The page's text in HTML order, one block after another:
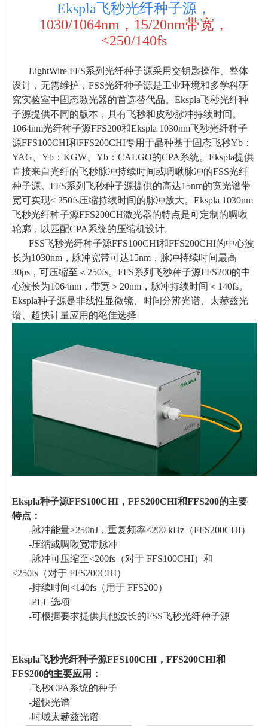
Ekspla飞秒光纤种子源，
1030/1064nm，15/20nm带宽，
<250/140fs
LightWire FFS系列光纤种子源采用交钥匙操作、整体
设计，无需维护， FSS光纤种子源是工业环境和多学科研
究实验室中固态激光器的首选替代品。 Ekspla飞秒光纤种
子源提供不同的版本，具有飞秒和皮秒脉冲持续时间。
1064nm光纤种子源FFS200和Ekspla 1030nm飞秒光纤种子
源FFS100CHI和FFS200CHI专用于晶种基于固态飞秒Yb：
YAG
Yb： KGW、 Yb： CALGO的CPA系统。 Ekspla提供
直接来自光纤的飞秒脉冲持续时间或啁啾脉冲的FSS光纤
种子源。 FFS系列飞秒种子源提供的高达15nm的宽光谱带
宽可实现< 250fs压缩持续时间的脉冲放大。 Ekspla 1030nm
飞秒光纤种子源FFS200CH激光器的特点是可定制的啁啾
轮廓，以匹配CPA系统的压缩机设计。
FSS飞秒光纤种子源FFS100CHI和FFS200CHI的中心波
长为1030nm，脉冲宽带可达15nm，脉冲持续时间最高
30ps，可压缩至＜ 250fs。 FFS系列飞秒种子源FFS200的中
心波长为1064nm，带宽＞ 20nm，脉冲持续时间＜ 140fs。
Ekspla种子源是非线性显微镜、时间分辨光谱、太赫兹光
谱、超快计量应用的绝佳选择
Ekspla种子源FFS100CHI， FFS200CHI和FFS200的主要
特点：
-脉冲能量>250nJ，重复频率<200 kHz（FFS200CHI）
-压缩或啁啾宽带脉冲
-脉冲可压缩至<200fs（对于FFS100CHI）和
<250fs（对于FFS200CHI）
-持续时间<140fs（用于FFS200）
-PLL 选项
-可根据要求提供其他波长的FSS飞秒光纤种子源
Ekspla飞秒光纤种子源FFS100CHI， FFS200CHI和
FFS200的主要应用：
-飞秒CPA系统的种子
-超快光谱
-时域太赫兹光谱